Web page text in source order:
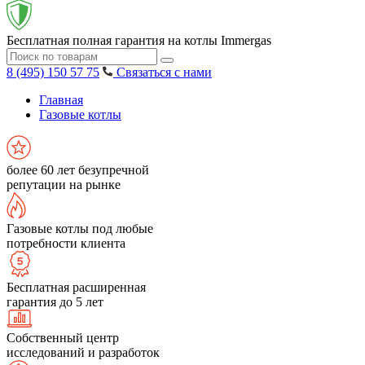
Бесплатная полная гарантия на котлы Immergas
8 (495) 150 57 75
Связаться с нами
Главная
Газовые котлы
более 60 лет безупречной
репутации на рынке
Газовые котлы под любые
потребности клиента
Бесплатная расширенная
гарантия до 5 лет
Собственный центр
исследований и разработок